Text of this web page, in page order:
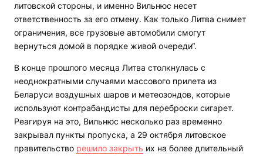
литовской стороны, и именно Вильнюс несет
ответственность за его отмену. Как только Литва снимет
ограничения, все грузовые автомобили смогут
вернуться домой в порядке живой очереди“.
В конце прошлого месяца Литва столкнулась с
неоднократными случаями массового прилета из
Беларуси воздушных шаров и метеозондов, которые
используют контрабандисты для переброски сигарет.
Реагируя на это, Вильнюс несколько раз временно
закрывал пункты пропуска, а 29 октября литовское
правительство решило закрыть их на более длительный